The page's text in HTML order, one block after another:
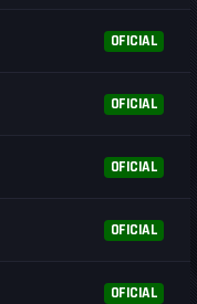
OFICIAL
OFICIAL
OFICIAL
OFICIAL
OFICIAL